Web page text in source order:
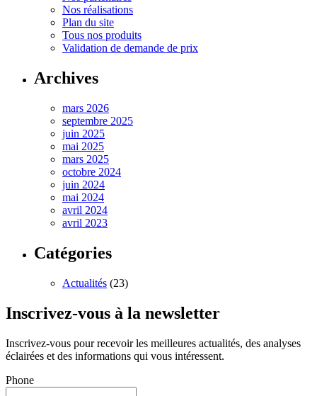
Nos réalisations
Plan du site
Tous nos produits
Validation de demande de prix
Archives
mars 2026
septembre 2025
juin 2025
mai 2025
mars 2025
octobre 2024
juin 2024
mai 2024
avril 2024
avril 2023
Catégories
Actualités (23)
Inscrivez-vous à la newsletter
Inscrivez-vous pour recevoir les meilleures actualités, des analyses
éclairées et des informations qui vous intéressent.
Phone